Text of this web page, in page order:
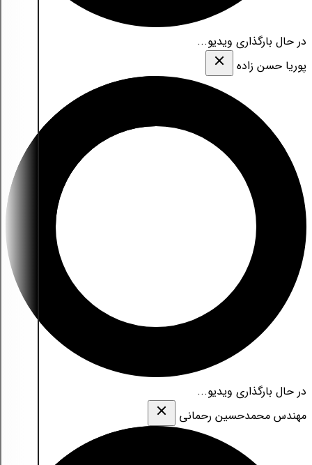
در حال بارگذاری ویدیو...
پوریا حسن زاده
در حال بارگذاری ویدیو...
مهندس محمدحسین رحمانی